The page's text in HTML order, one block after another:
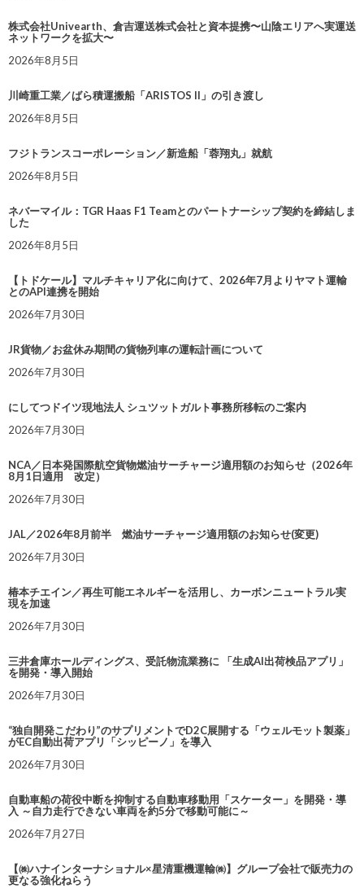
株式会社Univearth、倉吉運送株式会社と資本提携〜山陰エリアへ実運送
ネットワークを拡大〜
2026年8月5日
川崎重工業／ばら積運搬船「ARISTOS II」の引き渡し
2026年8月5日
フジトランスコーポレーション／新造船「蓉翔丸」就航
2026年8月5日
ネバーマイル：TGR Haas F1 Teamとのパートナーシップ契約を締結しま
した
2026年8月5日
【トドケール】マルチキャリア化に向けて、2026年7月よりヤマト運輸
とのAPI連携を開始
2026年7月30日
JR貨物／お盆休み期間の貨物列車の運転計画について
2026年7月30日
にしてつドイツ現地法人 シュツットガルト事務所移転のご案内
2026年7月30日
NCA／日本発国際航空貨物燃油サーチャージ適用額のお知らせ（2026年
8月1日適用 改定）
2026年7月30日
JAL／2026年8月前半 燃油サーチャージ適用額のお知らせ(変更)
2026年7月30日
椿本チエイン／再生可能エネルギーを活用し、カーボンニュートラル実
現を加速
2026年7月30日
三井倉庫ホールディングス、受託物流業務に 「生成AI出荷検品アプリ」
を開発・導入開始
2026年7月30日
“独自開発こだわり”のサプリメントでD2C展開する「ウェルモット製薬」
がEC自動出荷アプリ「シッピーノ」を導入
2026年7月30日
自動車船の荷役中断を抑制する自動車移動用「スケーター」を開発・導
入 ～自力走行できない車両を約5分で移動可能に～
2026年7月27日
【㈱ハナインターナショナル×星清重機運輸㈱】グループ会社で販売力の
更なる強化ねらう